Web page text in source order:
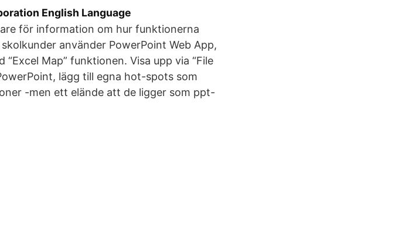
English Language
för information om hur funktionerna
använder PowerPoint Web App,
Map” funktionen. Visa upp via “File
lägg till egna hot-spots som
-men ett elände att de ligger som ppt-